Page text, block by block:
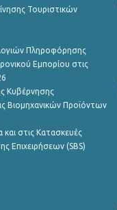
Τουριστικών
Πληροφόρησης
Εμπορίου στις
Κυβέρνησης
Βιομηχανικών Προϊόντων
και στις Κατασκευές
Επιχειρήσεων (SBS)